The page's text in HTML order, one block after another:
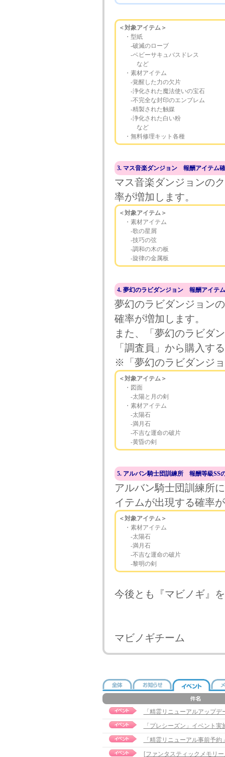
＜対象アイテム＞
・型紙
‐破滅のローブ
‐ベビーサキュバスドレス
など
・素材アイテム
‐覚醒した力の欠片
‐浄化された魔法使いの宝石
‐不完全な封印のエンブレム
‐精製された触媒
‐浄化された白い粉
など
・無料修理キット各種
3. マス音楽ダンジョン 報酬アイテム
マス音楽ダンジョンの
率が増加します。
＜対象アイテム＞
・素材アイテム
‐歌の星屑
‐技巧の弦
‐調和の木の板
‐旋律の金属板
4. 夢幻のラビダンジョン 報酬アイテ
夢幻のラビダンジョン
確率が増加します。
また、「夢幻のラビダ
「調査員」から購入す
※「夢幻のラビダンジ
＜対象アイテム＞
・図面
‐太陽と月の剣
・素材アイテム
‐太陽石
‐満月石
‐不吉な運命の破片
‐黄昏の剣
5. アルバン騎士団訓練所 報酬等級SS
アルバン騎士団訓練所
イテムが出現する確率
＜対象アイテム＞
・素材アイテム
‐太陽石
‐満月石
‐不吉な運命の破片
‐黎明の剣
今後とも『マビノギ』
マビノギチーム
「精霊リニューアルアップ
「プレシーズン」イベント実
「精霊リニューアル事前予